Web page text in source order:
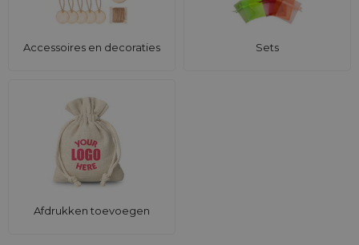
Accessoires en decoraties Sets
Afdrukken toevoegen